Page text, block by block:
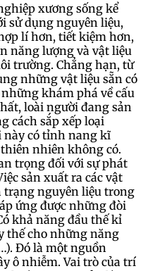
xương sống kể
sử dụng nguyên liệu,
lí hơn, tiết kiệm hơn,
năng lượng và vật liệu
trường. Chẳng hạn, từ
những vật liệu sẵn có
khám phá về cấu
loài người đang sản
cách sắp xếp loại
này có tỉnh nang kĩ
nhiên không có.
trọng đối với sự phát
sản xuất ra các vật
trạng nguyên liệu trong
ứng được những đòi
khả năng đầu thế kỉ
thế cho những năng
Đó là một nguồn
ô nhiễm. Vai trò của trí